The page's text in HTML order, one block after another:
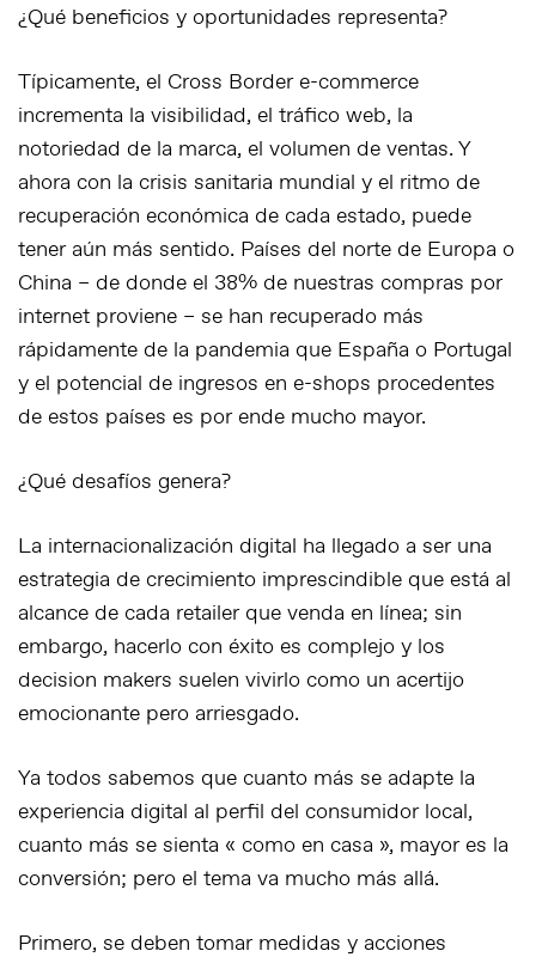
¿Qué beneficios y oportunidades representa?
Típicamente, el Cross Border e-commerce
incrementa la visibilidad, el tráfico web, la
notoriedad de la marca, el volumen de ventas. Y
ahora con la crisis sanitaria mundial y el ritmo de
recuperación económica de cada estado, puede
tener aún más sentido. Países del norte de Europa o
China – de donde el 38% de nuestras compras por
internet proviene – se han recuperado más
rápidamente de la pandemia que España o Portugal
y el potencial de ingresos en e-shops procedentes
de estos países es por ende mucho mayor.
¿Qué desafíos genera?
La internacionalización digital ha llegado a ser una
estrategia de crecimiento imprescindible que está al
alcance de cada retailer que venda en línea; sin
embargo, hacerlo con éxito es complejo y los
decision makers suelen vivirlo como un acertijo
emocionante pero arriesgado.
Ya todos sabemos que cuanto más se adapte la
experiencia digital al perfil del consumidor local,
cuanto más se sienta « como en casa », mayor es la
conversión; pero el tema va mucho más allá.
Primero, se deben tomar medidas y acciones